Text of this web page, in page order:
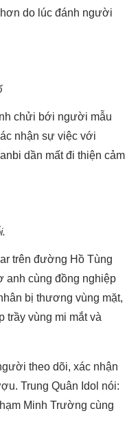
do lúc đánh người
chửi bới người mẫu
nhận sự việc với
dần mất đi thiện cảm
trên đường Hồ Tùng
anh cùng đồng nghiệp
bị thương vùng mặt,
trầy vùng mi mắt và
theo dõi, xác nhận
Trung Quân Idol nói:
Minh Trường cùng